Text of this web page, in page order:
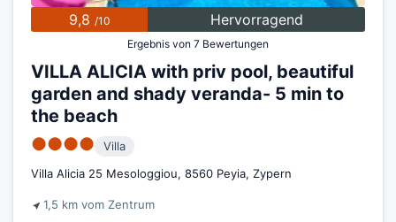
9,8 /10 Hervorragend
Ergebnis von 7 Bewertungen
VILLA ALICIA with priv pool, beautiful
garden and shady veranda- 5 min to
the beach
●●●●
Villa
Villa Alicia 25 Mesologgiou, 8560 Peyia, Zypern
1,5 km vom Zentrum